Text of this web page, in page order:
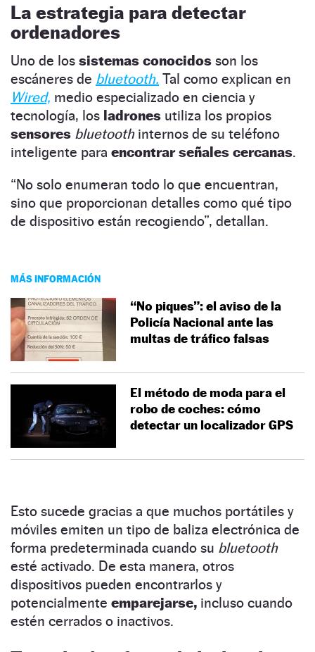
La estrategia para detectar
ordenadores
Uno de los sistemas conocidos son los
escáneres de bluetooth. Tal como explican en
Wired, medio especializado en ciencia y
tecnología, los ladrones utiliza los propios
sensores bluetooth internos de su teléfono
inteligente para encontrar señales cercanas.
“No solo enumeran todo lo que encuentran,
sino que proporcionan detalles como qué tipo
de dispositivo están recogiendo”, detallan.
MÁS INFORMACIÓN
“No piques”: el aviso de la
Policía Nacional ante las
multas de tráfico falsas
El método de moda para el
robo de coches: cómo
detectar un localizador GPS
Esto sucede gracias a que muchos portátiles y
móviles emiten un tipo de baliza electrónica de
forma predeterminada cuando su bluetooth
esté activado. De esta manera, otros
dispositivos pueden encontrarlos y
potencialmente emparejarse, incluso cuando
estén cerrados o inactivos.